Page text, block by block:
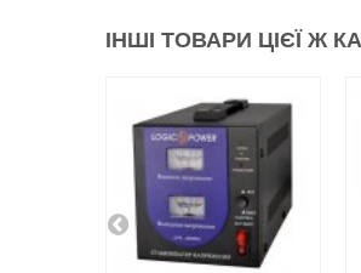
ІНШІ ТОВАРИ ЦІЄЇ Ж